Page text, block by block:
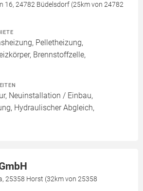
16, 24782 Büdelsdorf (25km von 24782
Pelletheizung,
Brennstoffzelle,
Neuinstallation / Einbau,
Hydraulischer Abgleich,
25358 Horst (32km von 25358